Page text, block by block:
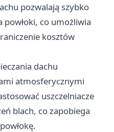
pozwalają szybko
co umożliwia
kosztów
dachu
atmosferycznymi
uszczelniacze
blach, co zapobiega